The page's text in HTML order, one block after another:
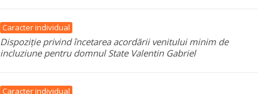
Caracter individual
Dispoziție privind încetarea acordării venitului minim de
incluziune pentru domnul State Valentin Gabriel
Caracter individual